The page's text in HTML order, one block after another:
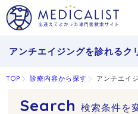
アンチエイジングを診れるク
TOP 診療内容から探す アンチエイ
検索条件を